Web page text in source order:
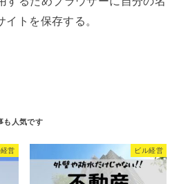
トを保存する。
営 ビル経営